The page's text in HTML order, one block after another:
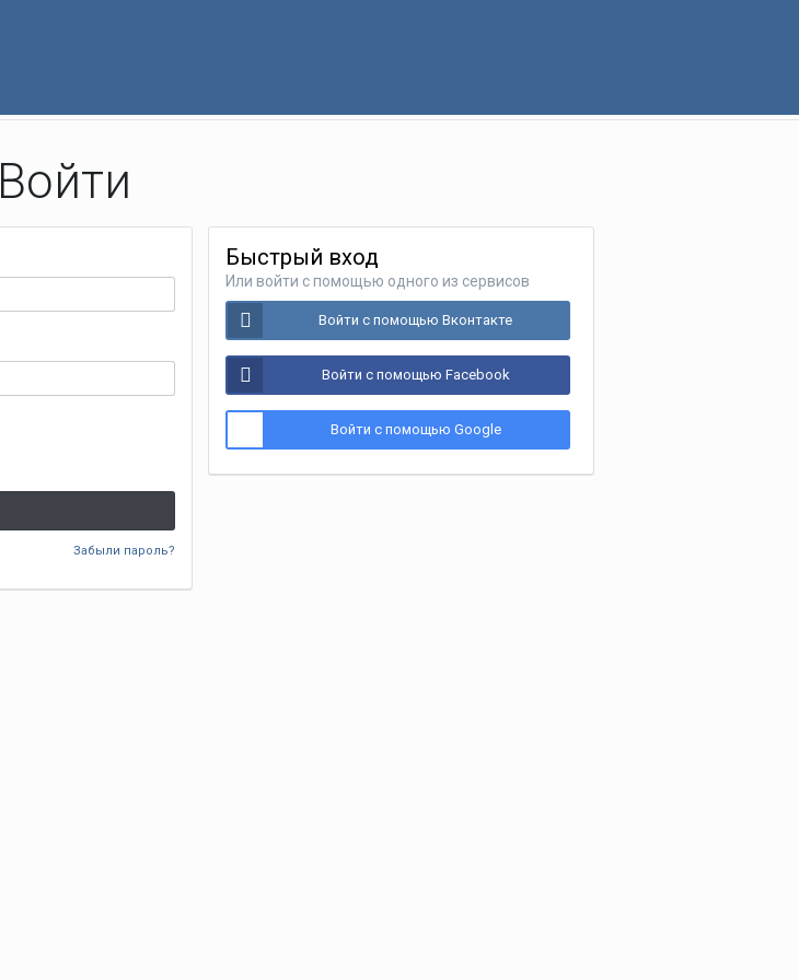
Войти
Забыли пароль?
Быстрый вход
Или войти с помощью одного из сервисов
Войти с помощью Вконтакте
Войти с помощью Facebook
Войти с помощью Google